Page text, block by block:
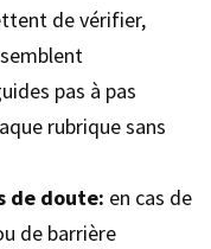
de vérifier,
pas à pas
rubrique sans
de doute: en cas de
de barrière